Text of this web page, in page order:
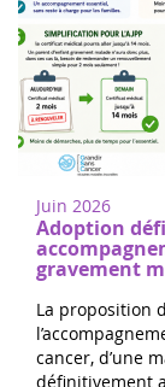
Juin 2026
Adoption
gravement
La proposition
cancer, d’une
définitivement